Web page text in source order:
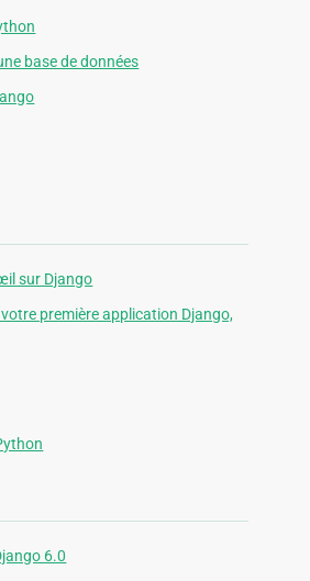
base de données
sur Django
première application Django,
6.0